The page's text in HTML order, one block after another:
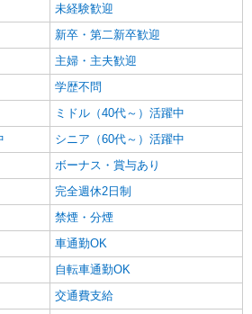
未経験歓迎
新卒・第二新卒歓迎
主婦・主夫歓迎
学歴不問
ミドル（40代～）活躍中
シニア（60代～）活躍中
ボーナス・賞与あり
完全週休2日制
禁煙・分煙
車通勤OK
自転車通勤OK
交通費支給